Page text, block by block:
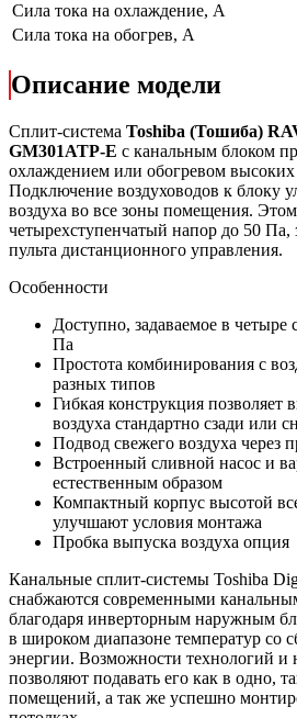
Сила тока на охлаждение, А
Сила тока на обогрев, А
Описание модели
Сплит-система Toshiba (Тошиба)
GM301ATP-E с канальным блоком
охлаждением или обогревом
Подключение воздуховодов к блоку
воздуха во все зоны помещения.
четырехступенчатый напор до 50
пульта дистанционного управления.
Особенности
Доступно, задаваемое в четыре
Па
Простота комбинирования с
разных типов
Гибкая конструкция позволяет
воздуха стандартно сзади или
Подвод свежего воздуха через
Встроенный сливной насос и
естественным образом
Компактный корпус высотой
улучшают условия монтажа
Пробка выпуска воздуха опция
Канальные сплит-системы Toshiba
снабжаются современными
благодаря инверторным наружным
в широком диапазоне температур со
энергии. Возможности технологий и
позволяют подавать его как в одно,
помещений, а так же успешно